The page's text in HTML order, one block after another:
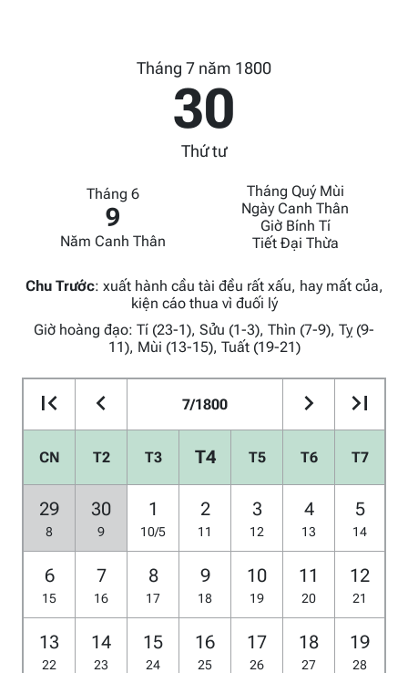
Tháng 7 năm 1800
30
Thứ tư
Tháng 6
9
Năm Canh Thân
Tháng Quý Mùi
Ngày Canh Thân
Giờ Bính Tí
Tiết Đại Thừa
Chu Trước: xuất hành cầu tài đều rất xấu, hay mất của,
kiện cáo thua vì đuối lý
Giờ hoàng đạo: Tí (23-1), Sửu (1-3), Thìn (7-9), Tỵ (9-
11), Mùi (13-15), Tuất (19-21)
7/1800
CN T2 T3 T4 T5 T6 T7
29
8
30
9
1
10/5
2
11
3
12
4
13
5
14
6
15
7
16
8
17
9
18
10
19
11
20
12
21
13
22
14
23
15
24
16
25
17
26
18
27
19
28